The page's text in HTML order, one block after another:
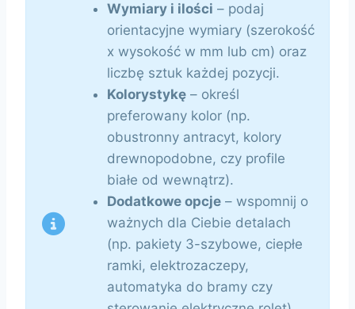
Wymiary i ilości – podaj
orientacyjne wymiary (szerokość
x wysokość w mm lub cm) oraz
liczbę sztuk każdej pozycji.
Kolorystykę – określ
preferowany kolor (np.
obustronny antracyt, kolory
drewnopodobne, czy profile
białe od wewnątrz).
Dodatkowe opcje – wspomnij o
ważnych dla Ciebie detalach
(np. pakiety 3-szybowe, ciepłe
ramki, elektrozaczepy,
automatyka do bramy czy